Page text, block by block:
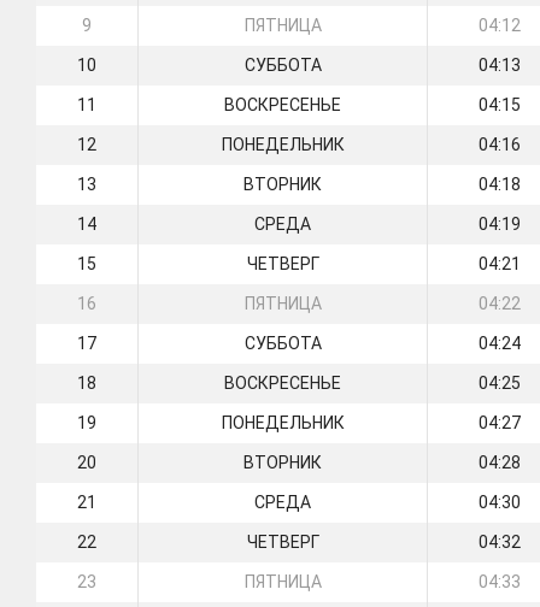
9 ПЯТНИЦА 04:12
10 СУББОТА 04:13
11 ВОСКРЕСЕНЬЕ 04:15
12 ПОНЕДЕЛЬНИК 04:16
13 ВТОРНИК 04:18
14 СРЕДА 04:19
15 ЧЕТВЕРГ 04:21
16 ПЯТНИЦА 04:22
17 СУББОТА 04:24
18 ВОСКРЕСЕНЬЕ 04:25
19 ПОНЕДЕЛЬНИК 04:27
20 ВТОРНИК 04:28
21 СРЕДА 04:30
22 ЧЕТВЕРГ 04:32
23 ПЯТНИЦА 04:33